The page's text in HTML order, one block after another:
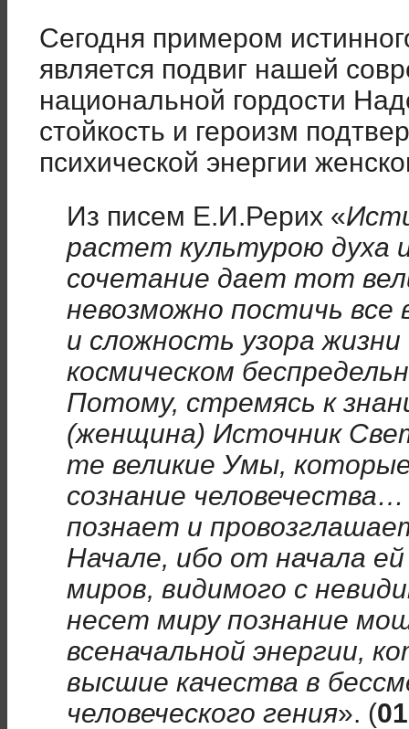
Сегодня примером
является подвиг нашей
национальной гордости
стойкость и героизм
психической энергии
Из писем Е.И.Рерих «
растет культурою духа
сочетание дает тот
невозможно постичь все
и сложность узора жизни
космическом
Потому, стремясь к
(женщина) Источник
те великие Умы,
сознание
познает и
Начале, ибо от начала
миров, видимого с
несет миру познание
всеначальной энергии,
высшие качества в
человеческого гения». (